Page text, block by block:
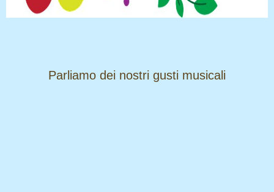
​​​​​​​Parliamo dei nostri gusti musicali